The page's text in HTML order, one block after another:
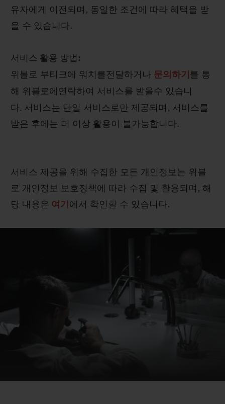
유자에게 이전되며 , 동일한 조건에 따라 혜택을 받
을 수 있습니다.
서비스 활용 방법 :
위블로 부티크에 워치를전달하거나 문의하기 를 통
해 위블로에연락하여 서비스를 받을수 있습니
다. 서비스는 단일 서비스로만 제공되며 , 서비스를
받은 후에는 더 이상 활용이 불가능합니다.
서비스 제공을 위해 수집한 모든 개인정보는 위블
로 개인정보 보호정책에 따라 수집 및 활용되며 , 해
당 내용은 여기 에서 확인할 수 있습니다.